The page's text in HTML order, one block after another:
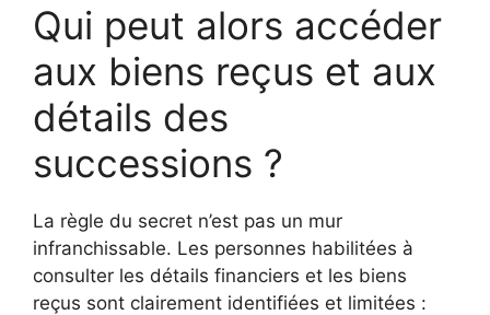
Qui peut alors accéder
aux biens reçus et aux
détails des
successions ?
La règle du secret n’est pas un mur
infranchissable. Les personnes habilitées à
consulter les détails financiers et les biens
reçus sont clairement identifiées et limitées :